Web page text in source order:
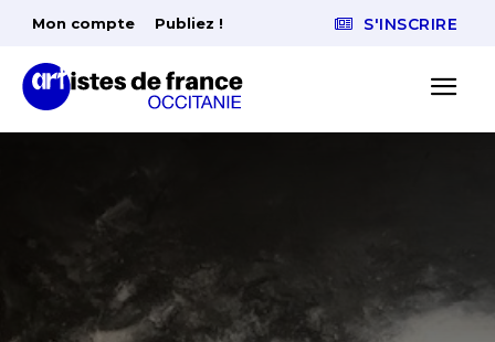
Mon compte Publiez ! S'INSCRIRE